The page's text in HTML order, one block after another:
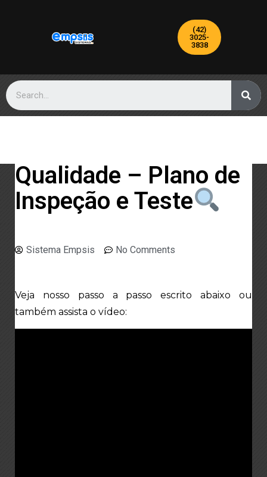
(42)
3025-
3838
Qualidade – Plano de
Inspeção e Teste
Sistema Empsis No Comments
Veja nosso passo a passo escrito abaixo ou
também assista o vídeo: